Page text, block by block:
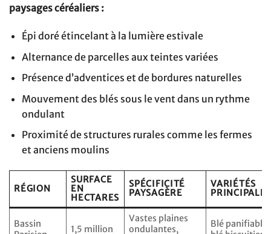
paysages céréaliers :
Épi doré étincelant à la lumière estivale
Alternance de parcelles aux teintes variées
Présence d’adventices et de bordures naturelles
Mouvement des blés sous le vent dans un rythme
ondulant
Proximité de structures rurales comme les fermes
et anciens moulins
RÉGION
SURFACE
EN
HECTARES
SPÉCIFICITÉ
PAYSAGÈRE
VARIÉTÉS
PRINCIPALES
Bassin
1,5 million
Vastes plaines
ondulantes,
Blé panifiable,